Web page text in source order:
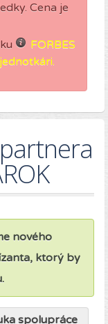
Cena je
FORBES
nového
ktorý by
spolupráce